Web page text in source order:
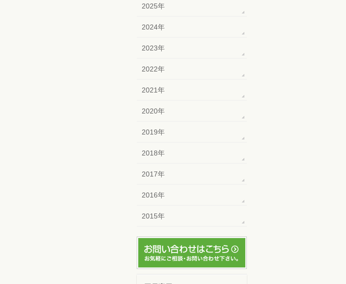
2025年
2024年
2023年
2022年
2021年
2020年
2019年
2018年
2017年
2016年
2015年